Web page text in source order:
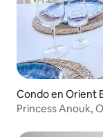
Condo en Orient